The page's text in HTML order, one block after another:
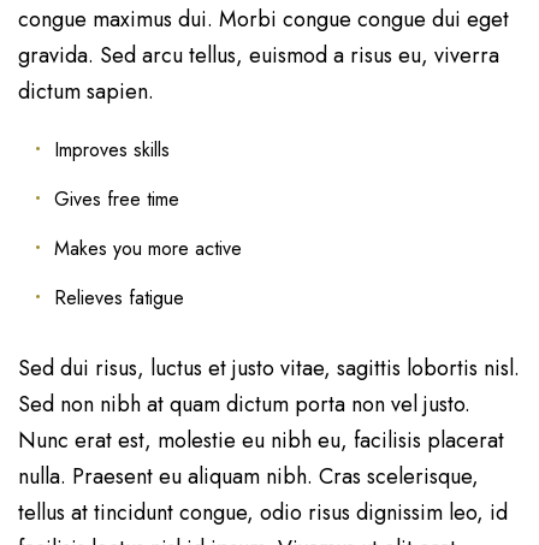
congue maximus dui. Morbi congue congue dui eget
gravida. Sed arcu tellus, euismod a risus eu, viverra
dictum sapien.
Improves skills
Gives free time
Makes you more active
Relieves fatigue
Sed dui risus, luctus et justo vitae, sagittis lobortis nisl.
Sed non nibh at quam dictum porta non vel justo.
Nunc erat est, molestie eu nibh eu, facilisis placerat
nulla. Praesent eu aliquam nibh. Cras scelerisque,
tellus at tincidunt congue, odio risus dignissim leo, id